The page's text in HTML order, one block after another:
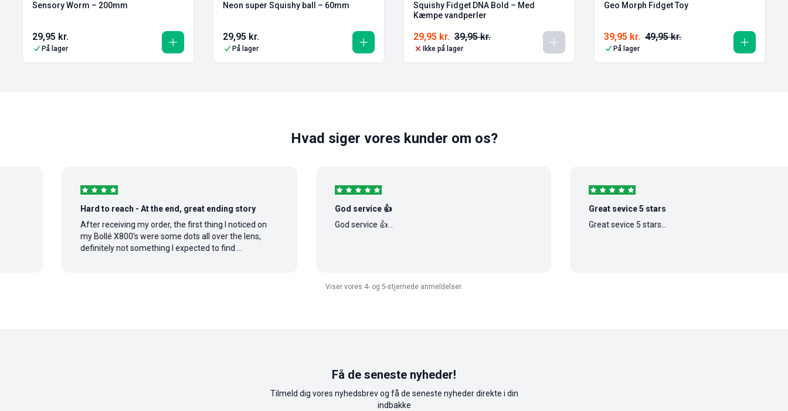
Sensory Worm – 200mm
29,95 kr.
På lager
Neon super Squishy ball – 60mm
29,95 kr.
På lager
Squishy Fidget DNA Bold – Med
Kæmpe vandperler
39,95kr.
29,95 kr.
Ikke på lager
Geo Morph Fidget Toy
49,95kr.
39,95 kr.
På lager
Hvad siger vores kunder om os?
Hard to reach - At the end, great ending story
After receiving my order, the first thing I noticed on
my Bollé X800's were some dots all over the lens,
definitely not something I expected to find ...
God service 👍
God service 👍...
Great sevice 5 stars
Great sevice 5 stars...
Viser vores 4- og 5-stjernede anmeldelser.
Få de seneste nyheder!
Tilmeld dig vores nyhedsbrev og få de seneste nyheder direkte i din
indbakke